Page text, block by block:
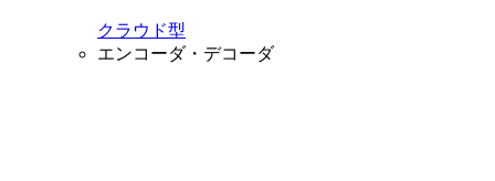
クラウド型
エンコーダ・デコーダ